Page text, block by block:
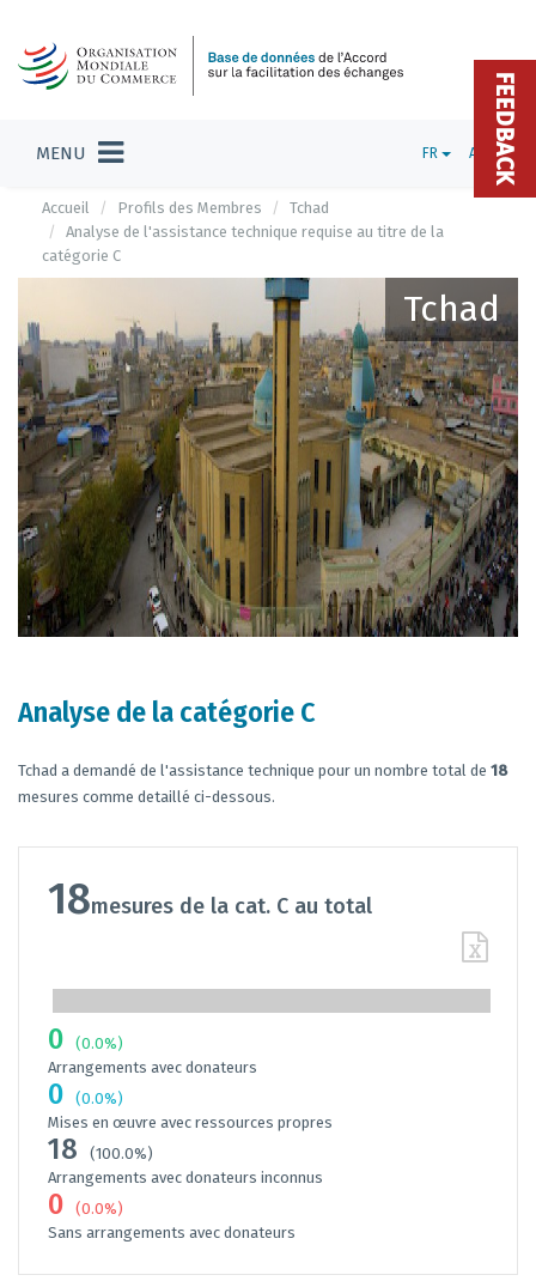
MENU FR ADMIN
Accueil Profils des Membres
Tchad
Analyse de l'assistance technique requise au titre de la
catégorie C
Tchad
Analyse de la catégorie C
Tchad a demandé de l'assistance technique pour un nombre total de 18
mesures comme detaillé ci-dessous.
18mesures de la cat. C au total
0
(0.0%)
Arrangements avec donateurs
0
(0.0%)
Mises en œuvre avec ressources propres
18
(100.0%)
Arrangements avec donateurs inconnus
0
(0.0%)
Sans arrangements avec donateurs
FEEDBACK